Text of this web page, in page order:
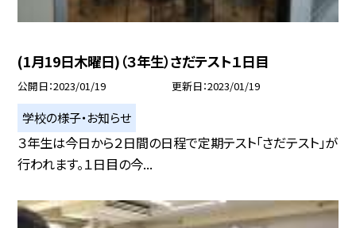
(1月19日木曜日)（３年生）さだテスト１日目
公開日 2023/01/19 更新日 2023/01/19
学校の様子・お知らせ
３年生は今日から２日間の日程で定期テスト「さだテスト」が
行われます。１日目の今...